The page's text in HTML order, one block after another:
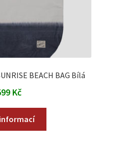
BEACH BAG Bílá
Kč